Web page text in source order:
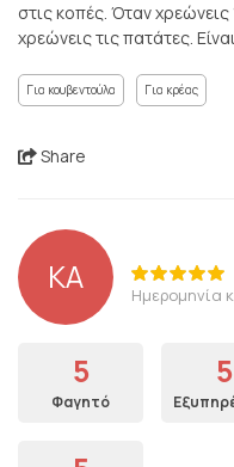
στις κοπές. Όταν
χρεώνεις τις πατάτες.
Για κουβεντούλα Για κρέας
Share
ΚΑ Ημερομηνία
5
Φαγητό
5